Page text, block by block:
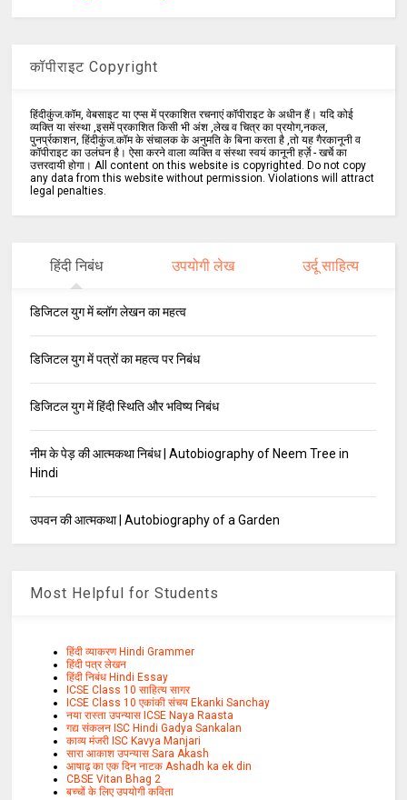
कॉपीराइट Copyright
हिंदीकुंज.कॉम, वेबसाइट या एप्स में प्रकाशित रचनाएं कॉपीराइट के अधीन हैं। यदि कोई
व्यक्ति या संस्था ,इसमें प्रकाशित किसी भी अंश ,लेख व चित्र का प्रयोग,नकल,
पुनर्प्रकाशन, हिंदीकुंज.कॉम के संचालक के अनुमति के बिना करता है ,तो यह गैरकानूनी व
कॉपीराइट का उलंघन है। ऐसा करने वाला व्यक्ति व संस्था स्वयं कानूनी हर्ज़े - खर्चे का
उत्तरदायी होगा। All content on this website is copyrighted. Do not copy
any data from this website without permission. Violations will attract
legal penalties.
हिंदी निबंध उपयोगी लेख उर्दू साहित्य
डिजिटल युग में ब्लॉग लेखन का महत्व
डिजिटल युग में पत्रों का महत्व पर निबंध
डिजिटल युग में हिंदी स्थिति और भविष्य निबंध
नीम के पेड़ की आत्मकथा निबंध | Autobiography of Neem Tree in
Hindi
उपवन की आत्मकथा | Autobiography of a Garden
Most Helpful for Students
हिंदी व्याकरण Hindi Grammer
हिंदी पत्र लेखन
हिंदी निबंध Hindi Essay
ICSE Class 10 साहित्य सागर
ICSE Class 10 एकांकी संचय Ekanki Sanchay
नया रास्ता उपन्यास ICSE Naya Raasta
गद्य संकलन ISC Hindi Gadya Sankalan
काव्य मंजरी ISC Kavya Manjari
सारा आकाश उपन्यास Sara Akash
आषाढ़ का एक दिन नाटक Ashadh ka ek din
CBSE Vitan Bhag 2
बच्चों के लिए उपयोगी कविता